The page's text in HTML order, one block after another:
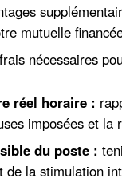
mutuelle
nécessaires
réel horaire :
imposées et la
du poste :
de la stimulation